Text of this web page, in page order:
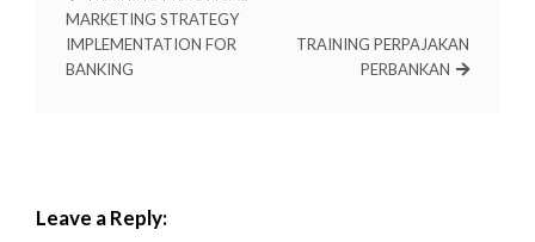
MARKETING STRATEGY
IMPLEMENTATION FOR
BANKING
TRAINING PERPAJAKAN
PERBANKAN
Leave a Reply: